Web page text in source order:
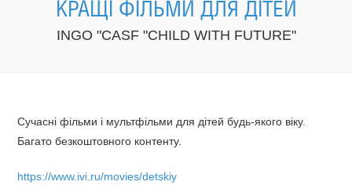
КРАЩІ ФІЛЬМИ ДЛЯ ДІТЕЙ
INGO "CASF "CHILD WITH FUTURE"
Сучасні фільми і мультфільми для дітей будь-якого віку.
Багато безкоштовного контенту.
https://www.ivi.ru/movies/detskiy